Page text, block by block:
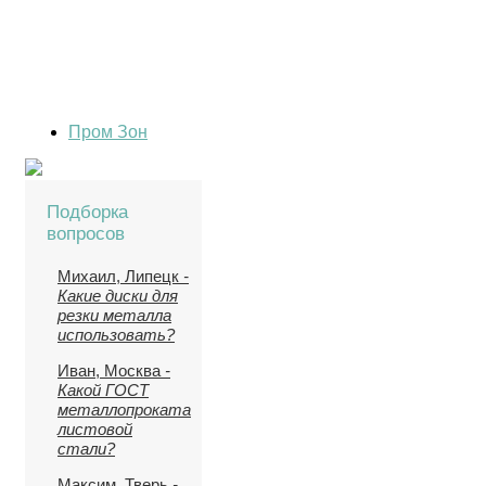
Пром Зон
Подборка
вопросов
Михаил, Липецк -
Какие диски для
резки металла
использовать?
Иван, Москва -
Какой ГОСТ
металлопроката
листовой
стали?